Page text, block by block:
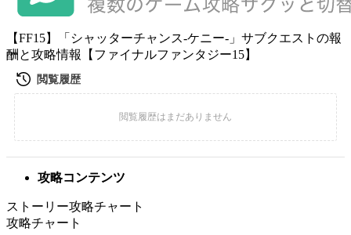
【FF15】「シャッターチャンス-ケニー-」サブクエストの報
酬と攻略情報【ファイナルファンタジー15】
攻略コンテンツ
ストーリー攻略チャート
攻略チャート